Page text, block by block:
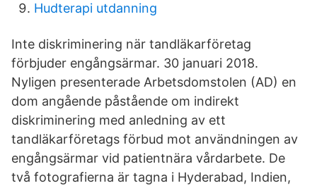
Hudterapi utdanning
Inte diskriminering när tandläkarföretag
förbjuder engångsärmar. 30 januari 2018.
Nyligen presenterade Arbetsdomstolen (AD) en
dom angående påstående om indirekt
diskriminering med anledning av ett
tandläkarföretags förbud mot användningen av
engångsärmar vid patientnära vårdarbete. De
två fotografierna är tagna i Hyderabad, Indien,